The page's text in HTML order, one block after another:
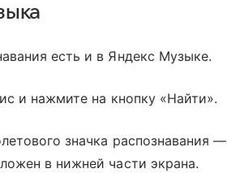
есть и в Яндекс Музыке.
и нажмите на кнопку «Найти».
значка распознавания —
в нижней части экрана.